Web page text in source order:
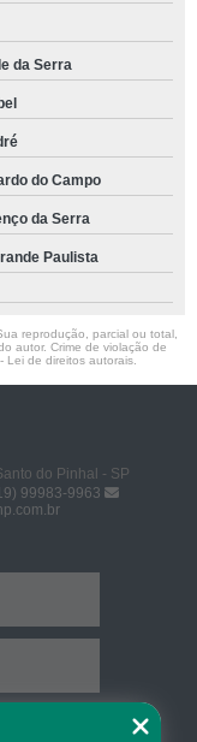
da Serra
do Campo
da Serra
Paulista
reprodução, parcial ou total,
autor. Crime de violação de
Lei de direitos autorais
do Pinhal - SP
99983-9963